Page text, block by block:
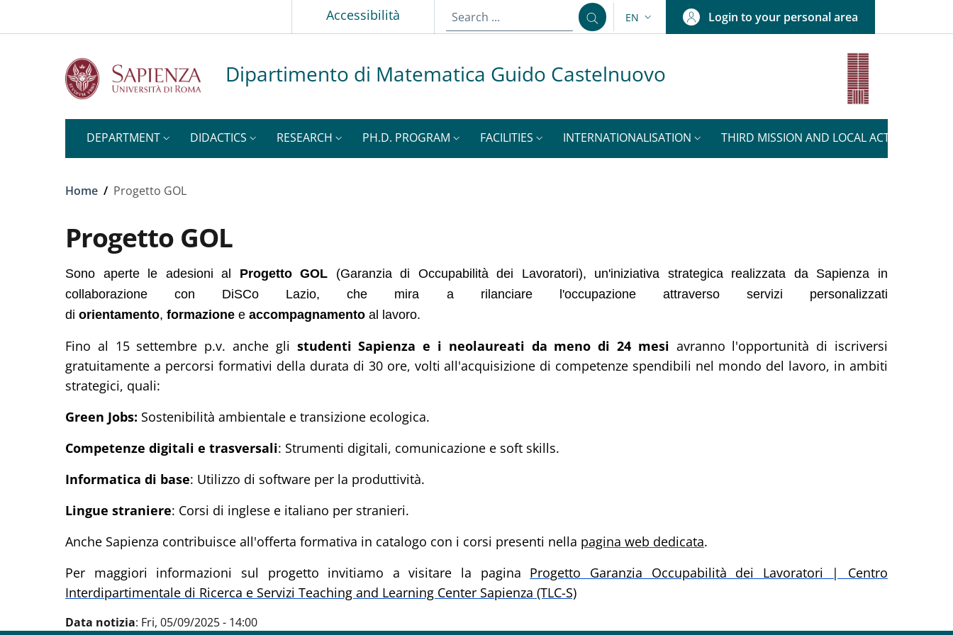
Slim topAccessibilità
LANGUAGE SWITCHER: CURRENT LANGUAGE
EN Login to your personal area
Dipartimento di Matematica Guido Castelnuovo
DEPARTMENT DIDACTICS RESEARCH PH.D. PROGRAM FACILITIES INTERNATIONALISATION THIRD MISSION AND LOCAL ACTIVITIES
Breadcrumb
Home / Progetto GOL
Progetto GOL
Sono aperte le adesioni al Progetto GOL (Garanzia di Occupabilità dei Lavoratori), un'iniziativa strategica realizzata da Sapienza in
collaborazione con DiSCo Lazio, che mira a rilanciare l'occupazione attraverso servizi personalizzati
di orientamento, formazione e accompagnamento al lavoro.
Fino al 15 settembre p.v. anche gli studenti Sapienza e i neolaureati da meno di 24 mesi avranno l'opportunità di iscriversi
gratuitamente a percorsi formativi della durata di 30 ore, volti all'acquisizione di competenze spendibili nel mondo del lavoro, in ambiti
strategici, quali:
Green Jobs: Sostenibilità ambientale e transizione ecologica.
Competenze digitali e trasversali: Strumenti digitali, comunicazione e soft skills.
Informatica di base: Utilizzo di software per la produttività.
Lingue straniere: Corsi di inglese e italiano per stranieri.
Anche Sapienza contribuisce all'offerta formativa in catalogo con i corsi presenti nella pagina web dedicata.
Per maggiori informazioni sul progetto invitiamo a visitare la pagina Progetto Garanzia Occupabilità dei Lavoratori | Centro
Interdipartimentale di Ricerca e Servizi Teaching and Learning Center Sapienza (TLC-S)
Data notizia: Fri, 05/09/2025 - 14:00